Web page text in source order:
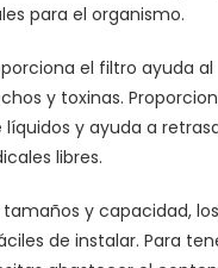
para el organismo.
el filtro ayuda al
y toxinas.
y ayuda a
libres.
y capacidad,
de instalar. Para